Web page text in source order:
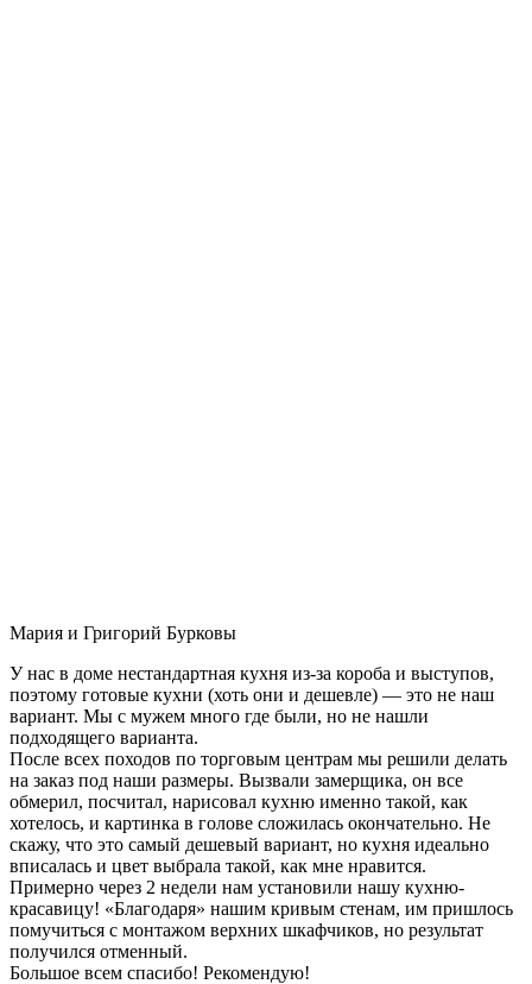
Мария и Григорий Бурковы
У нас в доме нестандартная кухня из-за короба и выступов,
поэтому готовые кухни (хоть они и дешевле) — это не наш
вариант. Мы с мужем много где были, но не нашли
подходящего варианта.
После всех походов по торговым центрам мы решили делать
на заказ под наши размеры. Вызвали замерщика, он все
обмерил, посчитал, нарисовал кухню именно такой, как
хотелось, и картинка в голове сложилась окончательно. Не
скажу, что это самый дешевый вариант, но кухня идеально
вписалась и цвет выбрала такой, как мне нравится.
Примерно через 2 недели нам установили нашу кухню-
красавицу! «Благодаря» нашим кривым стенам, им пришлось
помучиться с монтажом верхних шкафчиков, но результат
получился отменный.
Большое всем спасибо! Рекомендую!